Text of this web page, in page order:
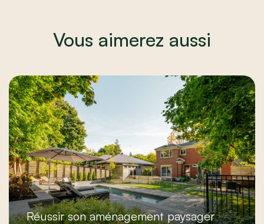
Vous aimerez aussi
Réussir son aménagement paysager